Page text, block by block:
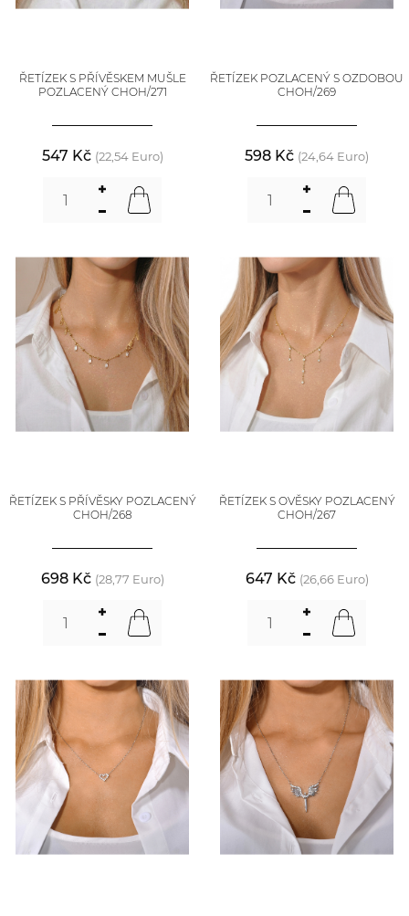
ŘETÍZEK S PŘÍVĚSKEM MUŠLE
POZLACENÝ CHOH/271
547 Kč (22,54 Euro)
ŘETÍZEK POZLACENÝ S OZDOBOU
CHOH/269
598 Kč (24,64 Euro)
ŘETÍZEK S PŘÍVĚSKY POZLACENÝ
CHOH/268
698 Kč (28,77 Euro)
ŘETÍZEK S OVĚSKY POZLACENÝ
CHOH/267
647 Kč (26,66 Euro)